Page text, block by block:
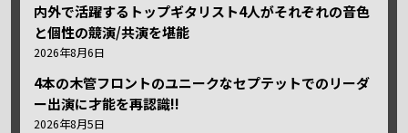
内外で活躍するトップギタリスト4人がそれぞれの音色
と個性の競演/共演を堪能
2026年8月6日
4本の木管フロントのユニークなセプテットでのリーダ
ー出演に才能を再認識!!
2026年8月5日